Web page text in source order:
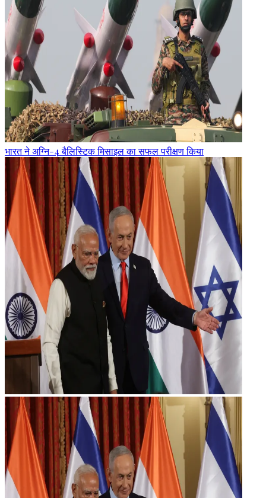
भारत ने अग्नि-4 बैलिस्टिक मिसाइल का सफल परीक्षण किया